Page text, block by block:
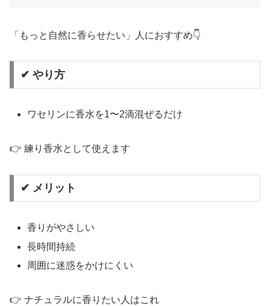
「もっと自然に香らせたい」人におすすめ👇
✔ やり方
ワセリンに香水を1〜2滴混ぜるだけ
👉 練り香水として使えます
✔ メリット
香りがやさしい
長時間持続
周囲に迷惑をかけにくい
👉 ナチュラルに香りたい人はこれ